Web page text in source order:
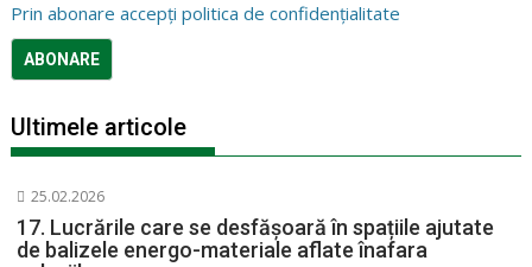
Prin abonare accepți politica de confidențialitate
Ultimele articole
25.02.2026
17. Lucrările care se desfășoară în spațiile ajutate
de balizele energo-materiale aflate înafara